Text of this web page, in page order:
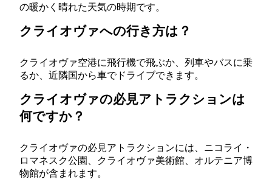
の暖かく晴れた天気の時期です。
クライオヴァへの行き方は？
クライオヴァ空港に飛行機で飛ぶか、列車やバスに乗
るか、近隣国から車でドライブできます。
クライオヴァの必見アトラクションは
何ですか？
クライオヴァの必見アトラクションには、ニコライ・
ロマネスク公園、クライオヴァ美術館、オルテニア博
物館が含まれます。